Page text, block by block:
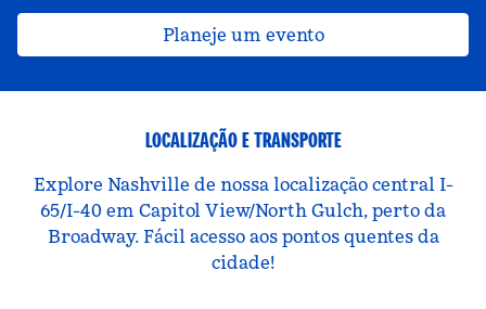
Planeje um evento
LOCALIZAÇÃO E TRANSPORTE
Explore Nashville de nossa localização central I-
65/I-40 em Capitol View/North Gulch, perto da
Broadway. Fácil acesso aos pontos quentes da
cidade!